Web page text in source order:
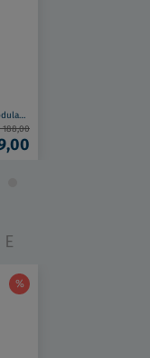
Carv2 comando amico remoto termostato modulante codice prod: 3.021395
188,00
%